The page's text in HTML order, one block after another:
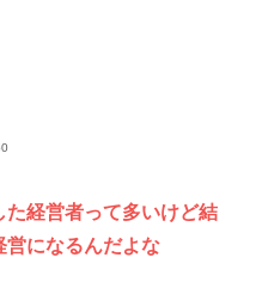
経営者って多いけど結
営になるんだよな